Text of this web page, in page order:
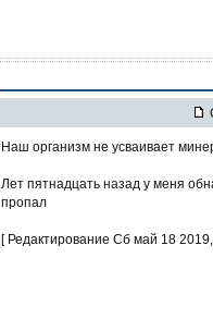
Наш организм не усваивает
Лет пятнадцать назад у меня
пропал
[ Редактирование Сб май 18